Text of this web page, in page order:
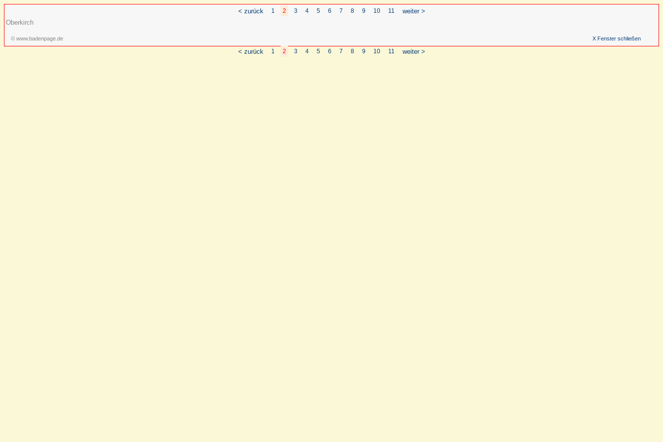
< zurück 1 2 3 4 5 6 7 8 9 10 11
weiter >
Oberkirch
© www.badenpage.de X Fenster schließen
< zurück 1 2 3 4 5 6 7 8 9 10 11 weiter >